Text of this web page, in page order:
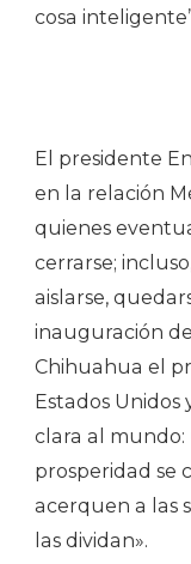
cosa
El presidente
en la relación
quienes
cerrarse;
aislarse,
inauguración
Chihuahua el
Estados Unidos
clara al
prosperidad se
acerquen a las
las dividan».